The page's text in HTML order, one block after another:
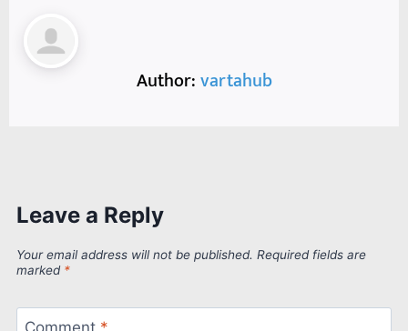
Author:vartahub
Leave a Reply
Your email address will not be published. Required fields are
marked *